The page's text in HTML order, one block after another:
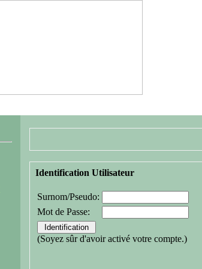
Identification Utilisateur
Surnom/Pseudo:
Mot de Passe:
(Soyez sûr d'avoir activé votre compte.)